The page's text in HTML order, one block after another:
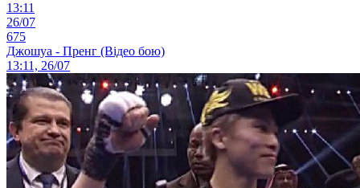
13:11
26/07
675
Джошуа - Пренг (Відео бою)
13:11, 26/07